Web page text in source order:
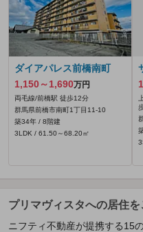
ダイアパレス前橋南町
1,150～1,690万円
両毛線/前橋駅 徒歩12分
群馬県前橋市南町1丁目11-10
築34年 / 8階建
3LDK / 61.50～68.20㎡
プリマヴィスタへの居住
ニフティ不動産が提携する15